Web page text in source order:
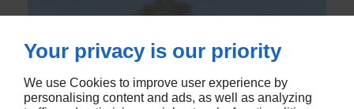
Your privacy is our priority
We use Cookies to improve user experience by
personalising content and ads, as well as analyzing